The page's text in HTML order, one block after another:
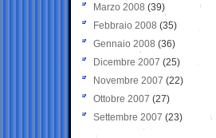
Marzo 2008 (39)
Febbraio 2008 (35)
Gennaio 2008 (36)
Dicembre 2007 (25)
Novembre 2007 (22)
Ottobre 2007 (27)
Settembre 2007 (23)